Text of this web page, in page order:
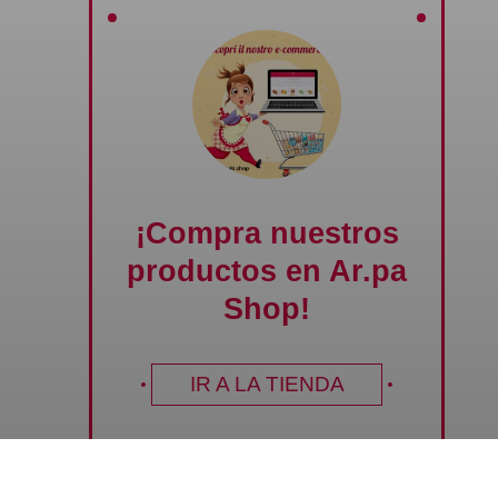
¡Compra nuestros
productos en Ar.pa
Shop!
IR A LA TIENDA